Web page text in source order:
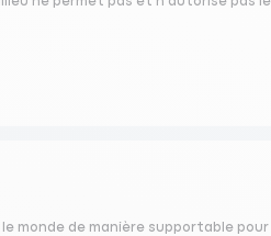
monde de manière supportable